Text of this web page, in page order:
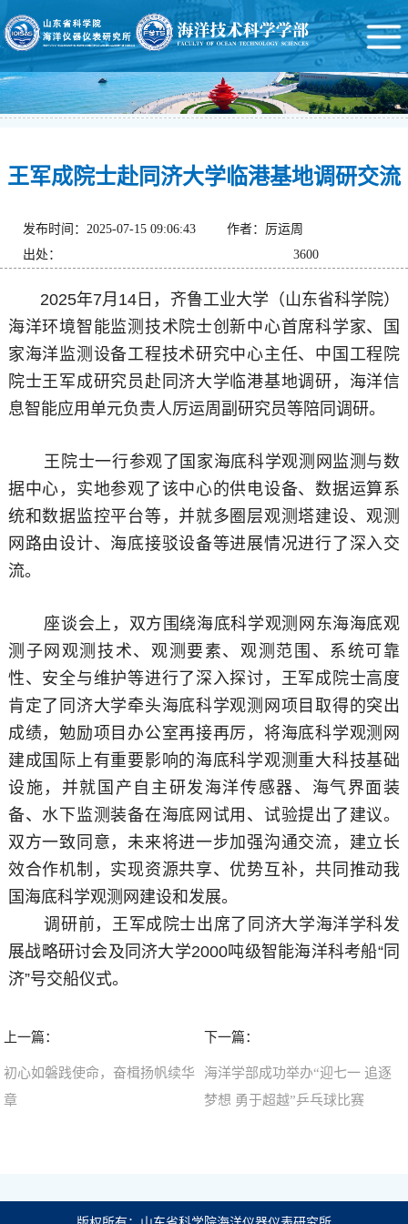
王军成院士赴同济大学临港基地调研交流
发布时间：2025-07-15 09:06:43
作者：厉运周
出处：
3600
2025年7月14日，齐鲁工业大学（山东省科学院）
海洋环境智能监测技术院士创新中心首席科学家、国
家海洋监测设备工程技术研究中心主任、中国工程院
院士王军成研究员赴同济大学临港基地调研，海洋信
息智能应用单元负责人厉运周副研究员等陪同调研。
王院士一行参观了国家海底科学观测网监测与数
据中心，实地参观了该中心的供电设备、数据运算系
统和数据监控平台等，并就多圈层观测塔建设、观测
网路由设计、海底接驳设备等进展情况进行了深入交
流。
座谈会上，双方围绕海底科学观测网东海海底观
测子网观测技术、观测要素、观测范围、系统可靠
性、安全与维护等进行了深入探讨，王军成院士高度
肯定了同济大学牵头海底科学观测网项目取得的突出
成绩，勉励项目办公室再接再厉，将海底科学观测网
建成国际上有重要影响的海底科学观测重大科技基础
设施，并就国产自主研发海洋传感器、海气界面装
备、水下监测装备在海底网试用、试验提出了建议。
双方一致同意，未来将进一步加强沟通交流，建立长
效合作机制，实现资源共享、优势互补，共同推动我
国海底科学观测网建设和发展。
调研前，王军成院士出席了同济大学海洋学科发
展战略研讨会及同济大学2000吨级智能海洋科考船“同
济”号交船仪式。
上一篇：
初心如磐践使命，奋楫扬帆续华
章
下一篇：
海洋学部成功举办“迎七一 追逐
梦想 勇于超越”乒乓球比赛